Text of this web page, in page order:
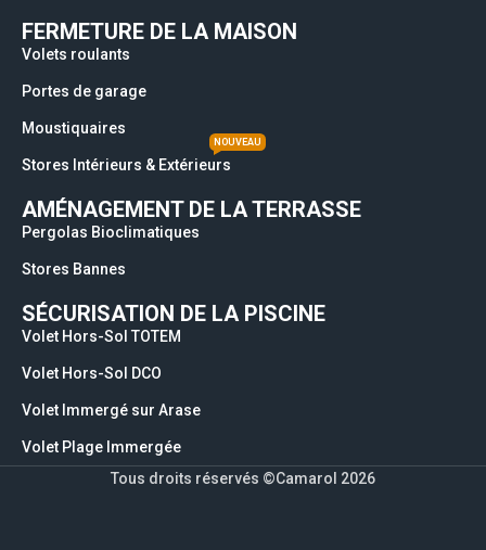
FERMETURE DE LA MAISON
Volets roulants
Portes de garage
Moustiquaires
Stores Intérieurs & Extérieurs
NOUVEAU
AMÉNAGEMENT DE LA TERRASSE
Pergolas Bioclimatiques
Stores Bannes
SÉCURISATION DE LA PISCINE
Volet Hors-Sol TOTEM
Volet Hors-Sol DCO
Volet Immergé sur Arase
Volet Plage Immergée
Tous droits réservés ©Camarol 2026